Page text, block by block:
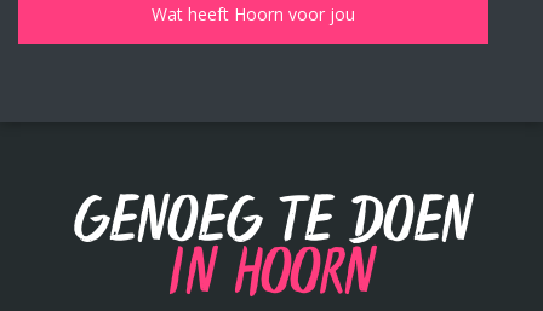
Genoeg te doen
in Hoorn